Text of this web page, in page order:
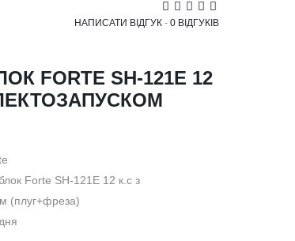
НАПИСАТИ ВІДГУК- 0 ВІДГУКІВ
FORTE SH-121E 12
Forte SH-121E 12 к.с з
(плуг+фреза)